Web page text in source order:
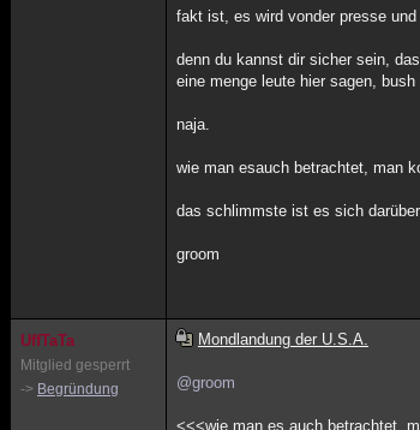
fakt ist, es wird vonder presse
denn du kannst dir sicher sein,
eine menge leute hier sagen,
naja.
wie man esauch betrachtet, man
das schlimmste ist es sich
groom
UffTaTa
Mitglied gesperrt
-> Begründung
Mondlandung der U.S.A.
@groom
<<<wie man es auch betrachtet,